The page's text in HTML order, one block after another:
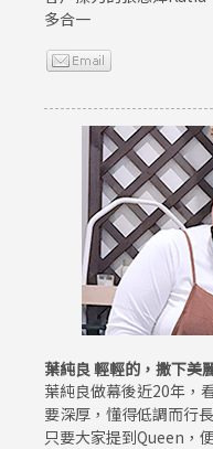
多合一
葉純良 輕輕的，撒下美
葉純良做幕後近20年，
要深厚，懂得低調而行
只要大家提到Queen，